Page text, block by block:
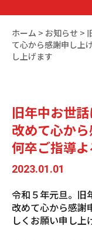
ホーム > お知らせ >
て心から感謝申し上
し上げます
旧年中お世
改めて心か
何卒ご指導
2023.01.01
令和５年元旦。旧
改めて心から感謝
しくお願い申し上